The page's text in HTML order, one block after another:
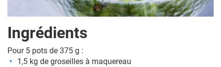
Ingrédients
Pour 5 pots de 375 g :
1,5 kg de groseilles à maquereau